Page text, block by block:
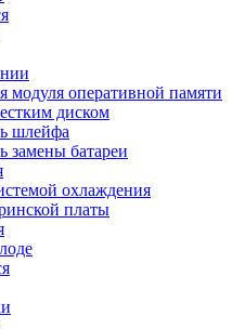
модуля оперативной памяти
диском
шлейфа
замены батареи
охлаждения
платы